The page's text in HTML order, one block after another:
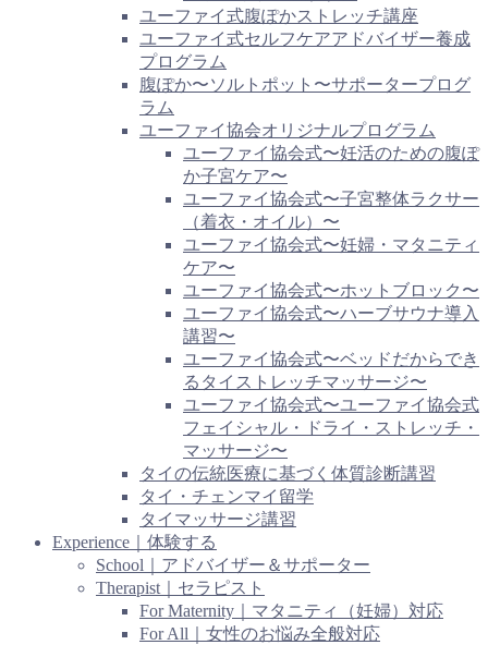
ユーファイ式腹ぽかストレッチ講座
ユーファイ式セルフケアアドバイザー養成
プログラム
腹ぽか〜ソルトポット〜サポータープログ
ラム
ユーファイ協会オリジナルプログラム
ユーファイ協会式〜妊活のための腹ぽ
か子宮ケア〜
ユーファイ協会式〜子宮整体ラクサー
（着衣・オイル）〜
ユーファイ協会式〜妊婦・マタニティ
ケア〜
ユーファイ協会式〜ホットブロック〜
ユーファイ協会式〜ハーブサウナ導入
講習〜
ユーファイ協会式〜ベッドだからでき
るタイストレッチマッサージ〜
ユーファイ協会式〜ユーファイ協会式
フェイシャル・ドライ・ストレッチ・
マッサージ〜
タイの伝統医療に基づく体質診断講習
タイ・チェンマイ留学
タイマッサージ講習
Experience｜体験する
School｜アドバイザー＆サポーター
Therapist｜セラピスト
For Maternity｜マタニティ（妊婦）対応
For All｜女性のお悩み全般対応